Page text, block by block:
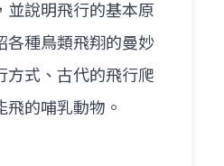
並說明飛行的基本原
各種鳥類飛翔的曼妙
方式、古代的飛行爬
的哺乳動物。